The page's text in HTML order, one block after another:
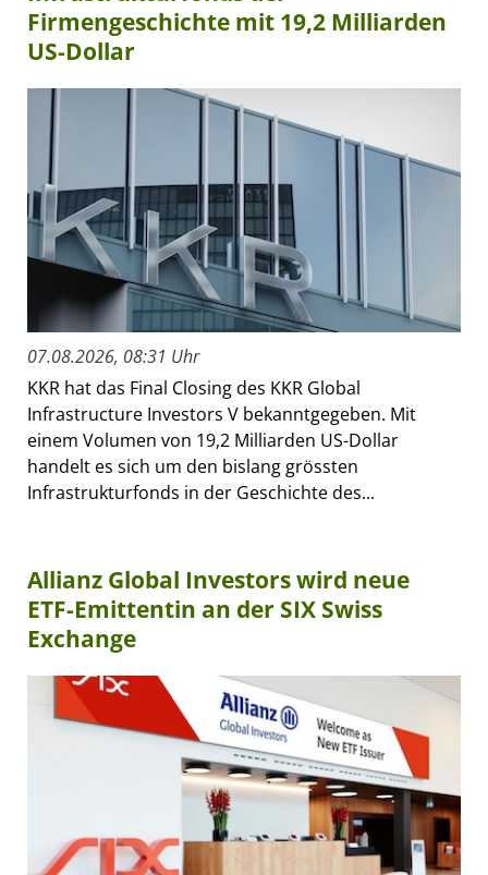
Firmengeschichte mit 19,2 Milliarden
US-Dollar
07.08.2026, 08:31 Uhr
KKR hat das Final Closing des KKR Global
Infrastructure Investors V bekanntgegeben. Mit
einem Volumen von 19,2 Milliarden US-Dollar
handelt es sich um den bislang grössten
Infrastrukturfonds in der Geschichte des...
Allianz Global Investors wird neue
ETF-Emittentin an der SIX Swiss
Exchange